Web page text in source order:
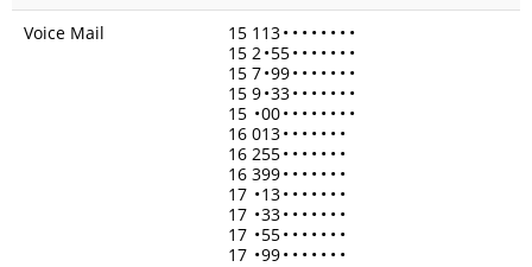
Voice Mail
15 113• • • • • • • •
15 2•55• • • • • • •
15 7•99• • • • • • •
15 9•33• • • • • • •
15 •00• • • • • • • •
16 013• • • • • • •
16 255• • • • • • •
16 399• • • • • • •
17 •13• • • • • • •
17 •33• • • • • • •
17 •55• • • • • • •
17 •99• • • • • • •